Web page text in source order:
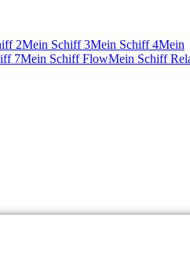
2Mein Schiff 3Mein Schiff 4Mein
7Mein Schiff FlowMein Schiff